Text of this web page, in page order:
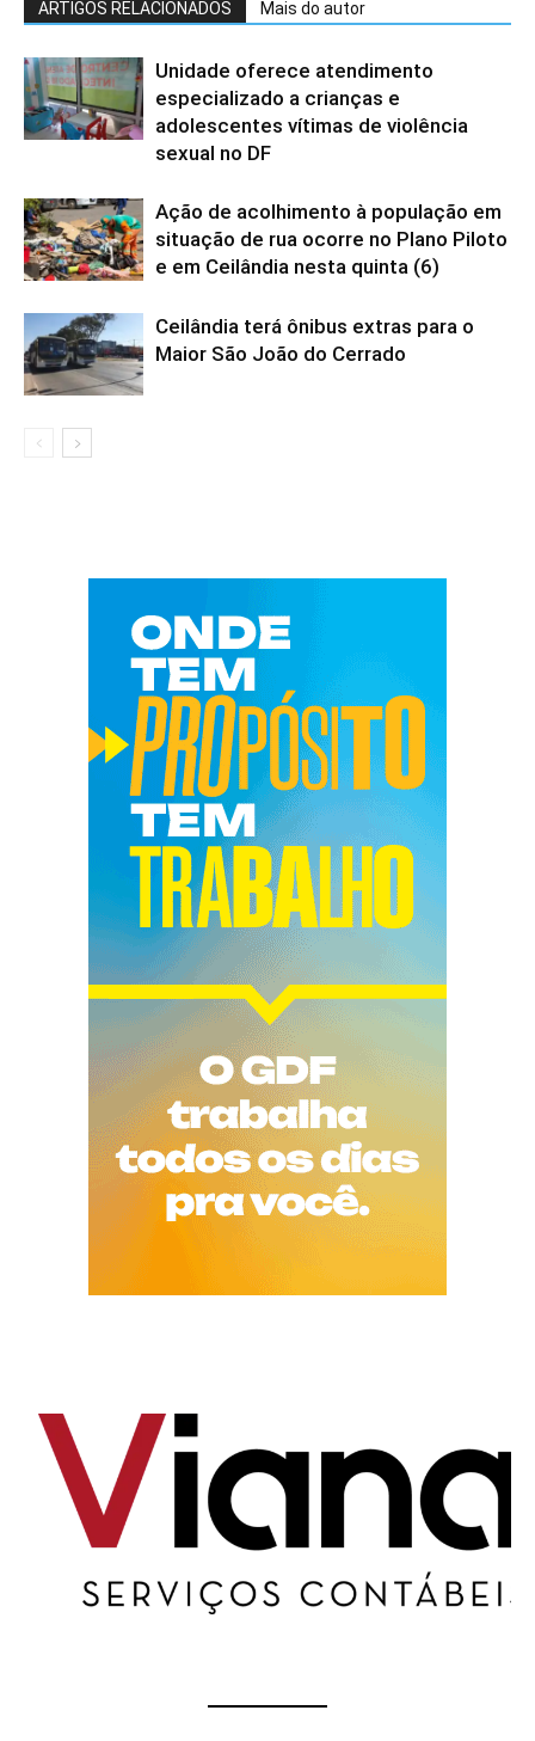
ARTIGOS RELACIONADOS Mais do autor
Unidade oferece atendimento
especializado a crianças e
adolescentes vítimas de violência
sexual no DF
Ação de acolhimento à população em
situação de rua ocorre no Plano Piloto
e em Ceilândia nesta quinta (6)
Ceilândia terá ônibus extras para o
Maior São João do Cerrado